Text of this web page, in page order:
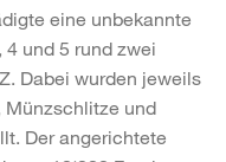
eine unbekannte
und 5 rund zwei
Dabei wurden jeweils
Münzschlitze und
Der angerichtete